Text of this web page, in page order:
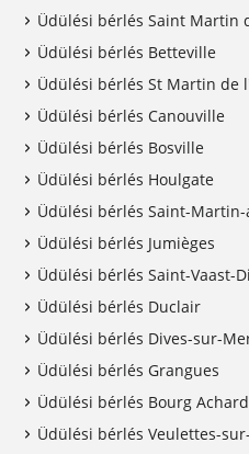
Üdülési bérlés Saint Martin
Üdülési bérlés Betteville
Üdülési bérlés St Martin de
Üdülési bérlés Canouville
Üdülési bérlés Bosville
Üdülési bérlés Houlgate
Üdülési bérlés Saint-
Üdülési bérlés Jumièges
Üdülési bérlés Saint-Vaast-
Üdülési bérlés Duclair
Üdülési bérlés Dives-sur-
Üdülési bérlés Grangues
Üdülési bérlés Bourg Achard
Üdülési bérlés Veulettes-